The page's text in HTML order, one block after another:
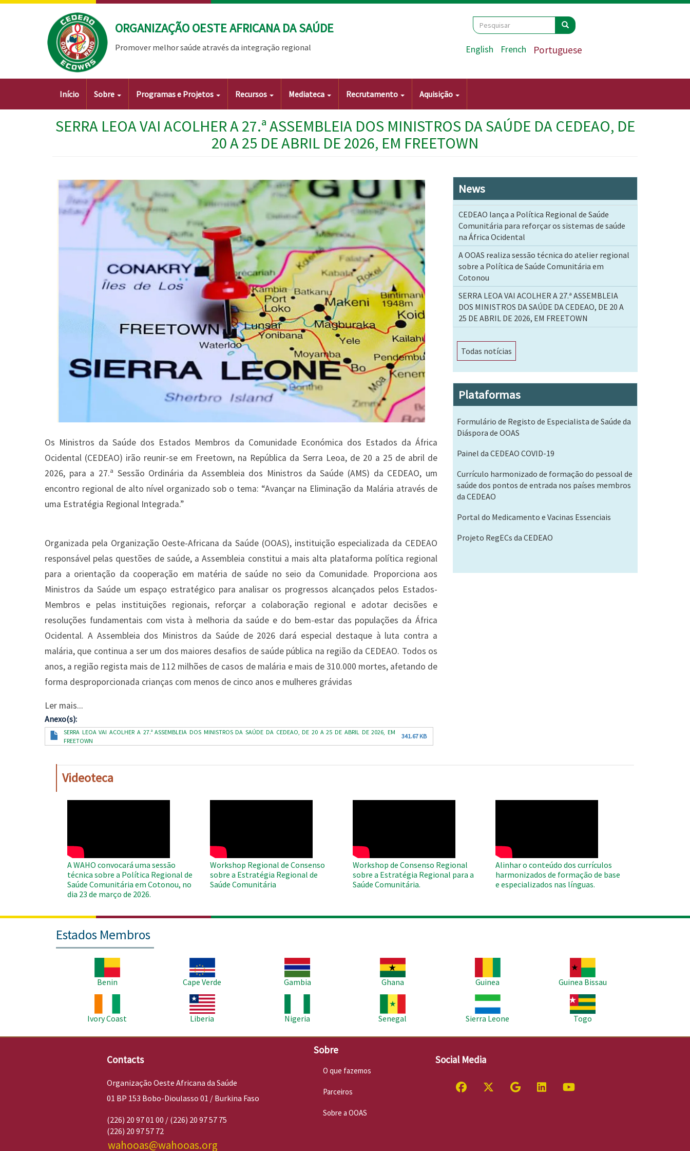
Passar
ORGANIZAÇÃO OESTE AFRICANA DA SAÚDE
Promover melhor saúde através da integração regional
Search
Pesquisar Pesquisar
English French Portuguese
Main
Início Sobre Programas e Projetos Recursos Mediateca Recrutamento Aquisição
SERRA LEOA VAI ACOLHER A 27.ª ASSEMBLEIA DOS MINISTROS DA SAÚDE DA CEDEAO, DE
20 A 25 DE ABRIL DE 2026, EM FREETOWN
Os Ministros da Saúde dos Estados Membros da Comunidade Económica dos Estados da África
Ocidental (CEDEAO) irão reunir-se em Freetown, na República da Serra Leoa, de 20 a 25 de abril de
2026, para a 27.ª Sessão Ordinária da Assembleia dos Ministros da Saúde (AMS) da CEDEAO, um
encontro regional de alto nível organizado sob o tema: “Avançar na Eliminação da Malária através de
uma Estratégia Regional Integrada.”
Organizada pela Organização Oeste-Africana da Saúde (OOAS), instituição especializada da CEDEAO
responsável pelas questões de saúde, a Assembleia constitui a mais alta plataforma política regional
para a orientação da cooperação em matéria de saúde no seio da Comunidade. Proporciona aos
Ministros da Saúde um espaço estratégico para analisar os progressos alcançados pelos Estados-
Membros e pelas instituições regionais, reforçar a colaboração regional e adotar decisões e
resoluções fundamentais com vista à melhoria da saúde e do bem-estar das populações da África
Ocidental. A Assembleia dos Ministros da Saúde de 2026 dará especial destaque à luta contra a
malária, que continua a ser um dos maiores desafios de saúde pública na região da CEDEAO. Todos os
anos, a região regista mais de 112 milhões de casos de malária e mais de 310.000 mortes, afetando de
forma desproporcionada crianças com menos de cinco anos e mulheres grávidas
Ler mais...
Anexo(s)
Documento
SERRA LEOA VAI ACOLHER A 27.ª ASSEMBLEIA DOS MINISTROS DA SAÚDE DA CEDEAO, DE 20 A 25 DE ABRIL DE 2026, EM
FREETOWN
341.67 KB
News
CEDEAO lança a Política Regional de Saúde
Comunitária para reforçar os sistemas de saúde
na África Ocidental
A OOAS realiza sessão técnica do atelier regional
sobre a Política de Saúde Comunitária em
Cotonou
SERRA LEOA VAI ACOLHER A 27.ª ASSEMBLEIA
DOS MINISTROS DA SAÚDE DA CEDEAO, DE 20 A
25 DE ABRIL DE 2026, EM FREETOWN
Todas notícias
Plataformas
Formulário de Registo de Especialista de Saúde da
Diáspora de OOAS
Painel da CEDEAO COVID-19
Currículo harmonizado de formação do pessoal de
saúde dos pontos de entrada nos países membros
da CEDEAO
Portal do Medicamento e Vacinas Essenciais
Projeto RegECs da CEDEAO
Videoteca
A WAHO convocará uma sessão
técnica sobre a Política Regional de
Saúde Comunitária em Cotonou, no
dia 23 de março de 2026.
Workshop Regional de Consenso
sobre a Estratégia Regional de
Saúde Comunitária
Workshop de Consenso Regional
sobre a Estratégia Regional para a
Saúde Comunitária.
Alinhar o conteúdo dos currículos
harmonizados de formação de base
e especializados nas línguas.
Estados Membros
Benin
Cape Verde
Imagem
Gambia
Imagem
Ghana
Guinea
Guinea Bissau
Ivory Coast
Imagem
Liberia
Nigeria
Senegal
Imagem
Sierra Leone
Imagem
Togo
Contacts
Organização Oeste Africana da Saúde
01 BP 153 Bobo-Dioulasso 01 / Burkina Faso
(226) 20 97 01 00 / (226) 20 97 57 75
(226) 20 97 57 72
wahooas@wahooas.org
Sobre
O que fazemos
Parceiros
Sobre a OOAS
Social Media